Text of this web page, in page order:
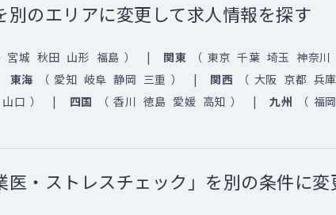
別のエリアに変更して求人情報を探す
宮城 秋田 山形 福島 ） 関東 （ 東京 千葉 埼玉 神奈川
東海 （ 愛知 岐阜 静岡 三重 ） 関西 （ 大阪 京都 兵庫
山口 ） 四国 （ 香川 徳島 愛媛 高知 ） 九州 （ 福岡
医・ストレスチェック」を別の条件に